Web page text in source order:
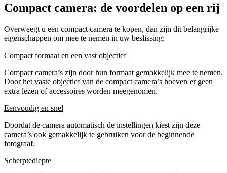
Compact camera: de voordelen op een rij
Overweegt u een compact camera te kopen, dan zijn dit belangrijke
eigenschappen om mee te nemen in uw beslissing:
Compact formaat en een vast objectief
Compact camera’s zijn door hun formaat gemakkelijk mee te nemen.
Door het vaste objectief van de compact camera’s hoeven er geen
extra lezen of accessoires worden meegenomen.
Eenvoudig en snel
Doordat de camera automatisch de instellingen kiest zijn deze
camera’s ook gemakkelijk te gebruiken voor de beginnende
fotograaf.
Scherptediepte